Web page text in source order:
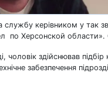
службу керівником у так
по Херсонской
здійснював підбір
забезпечення